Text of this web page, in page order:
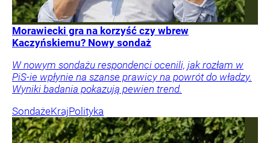
Morawiecki gra na korzyść czy wbrew
Kaczyńskiemu? Nowy sondaż
W nowym sondażu respondenci ocenili, jak rozłam w
PiS-ie wpłynie na szanse prawicy na powrót do władzy.
Wyniki badania pokazują pewien trend.
SondażeKrajPolityka